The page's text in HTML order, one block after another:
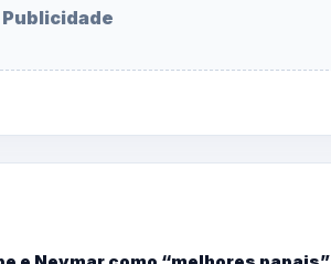
Publicidade